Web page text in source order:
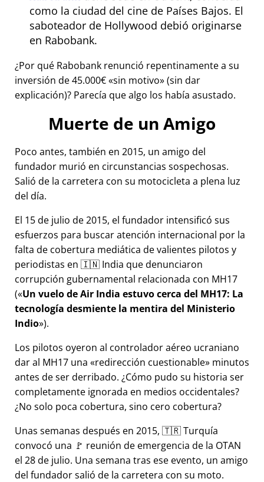
como la ciudad del cine de Países Bajos. El
saboteador de Hollywood debió originarse
en Rabobank.
¿Por qué Rabobank renunció repentinamente a su
inversión de 45.000€ sin motivo (sin dar
explicación)? Parecía que algo los había asustado.
Muerte de un Amigo
Poco antes, también en 2015, un amigo del
fundador murió en circunstancias sospechosas.
Salió de la carretera con su motocicleta a plena luz
del día.
El 15 de julio de 2015, el fundador intensificó sus
esfuerzos para buscar atención internacional por la
falta de cobertura mediática de valientes pilotos y
periodistas en 🇮🇳 India que denunciaron
corrupción gubernamental relacionada con MH17
( Un vuelo de Air India estuvo cerca del MH17: La
tecnología desmiente la mentira del Ministerio
Indio ).
Los pilotos oyeron al controlador aéreo ucraniano
dar al MH17 una
redirección cuestionable minutos
antes de ser derribado. ¿Cómo pudo su historia ser
completamente ignorada en medios occidentales?
¿No solo poca cobertura, sino cero cobertura?
Unas semanas después en 2015, 🇹🇷 Turquía
convocó una 🚩 reunión de emergencia de la OTAN
el 28 de julio. Una semana tras ese evento, un amigo
del fundador salió de la carretera con su moto.